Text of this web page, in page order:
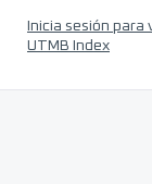
Inicia sesión para
UTMB Index